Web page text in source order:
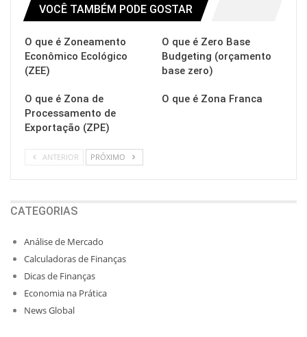
VOCÊ TAMBÉM PODE GOSTAR
O que é Zoneamento
Econômico Ecológico
(ZEE)
O que é Zero Base
Budgeting (orçamento
base zero)
O que é Zona de
Processamento de
Exportação (ZPE)
O que é Zona Franca
ANTERIOR PRÓXIMO
CATEGORIAS
Análise de Mercado
Calculadoras de Finanças
Dicas de Finanças
Economia na Prática
News Global